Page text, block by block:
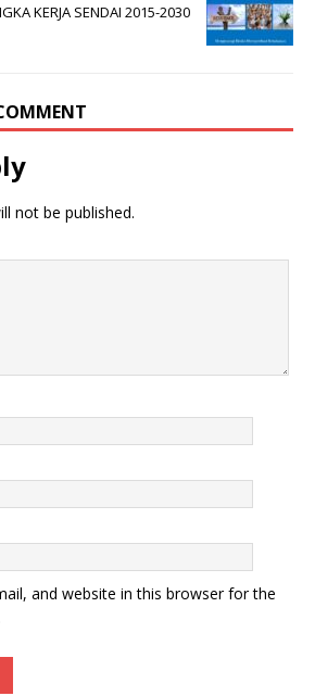
KERJA SENDAI 2015-2030
not be published.
and website in this browser for the